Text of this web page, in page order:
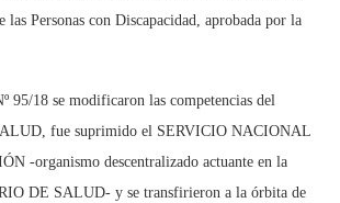
las Personas con Discapacidad, aprobada por la
95/18 se modificaron las competencias del
fue suprimido el SERVICIO NACIONAL
-organismo descentralizado actuante en la
DE SALUD- y se transfirieron a la órbita de